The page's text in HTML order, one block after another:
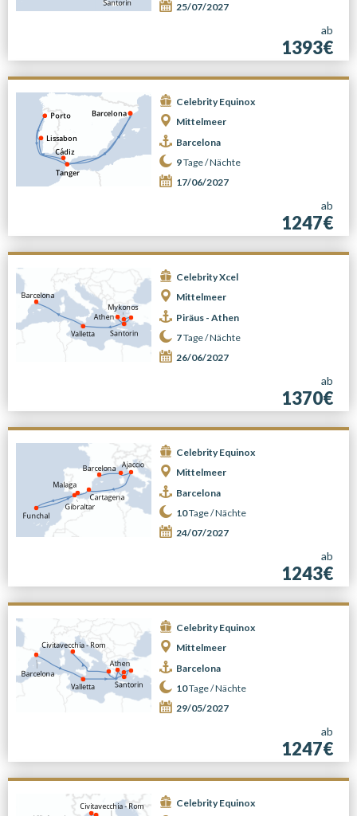
25/07/2027
ab
1393€
Celebrity Equinox
Mittelmeer
Barcelona
9Tage /Nächte
17/06/2027
ab
1247€
Celebrity Xcel
Mittelmeer
Piräus - Athen
7Tage /Nächte
26/06/2027
ab
1370€
Celebrity Equinox
Mittelmeer
Barcelona
10Tage /Nächte
24/07/2027
ab
1243€
Celebrity Equinox
Mittelmeer
Barcelona
10Tage /Nächte
29/05/2027
ab
1247€
Celebrity Equinox